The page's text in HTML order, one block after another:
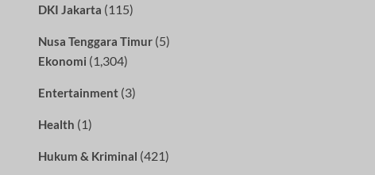
DKI Jakarta (115)
Nusa Tenggara Timur(5)
Ekonomi (1,304)
Entertainment(3)
Health (1)
Hukum & Kriminal (421)